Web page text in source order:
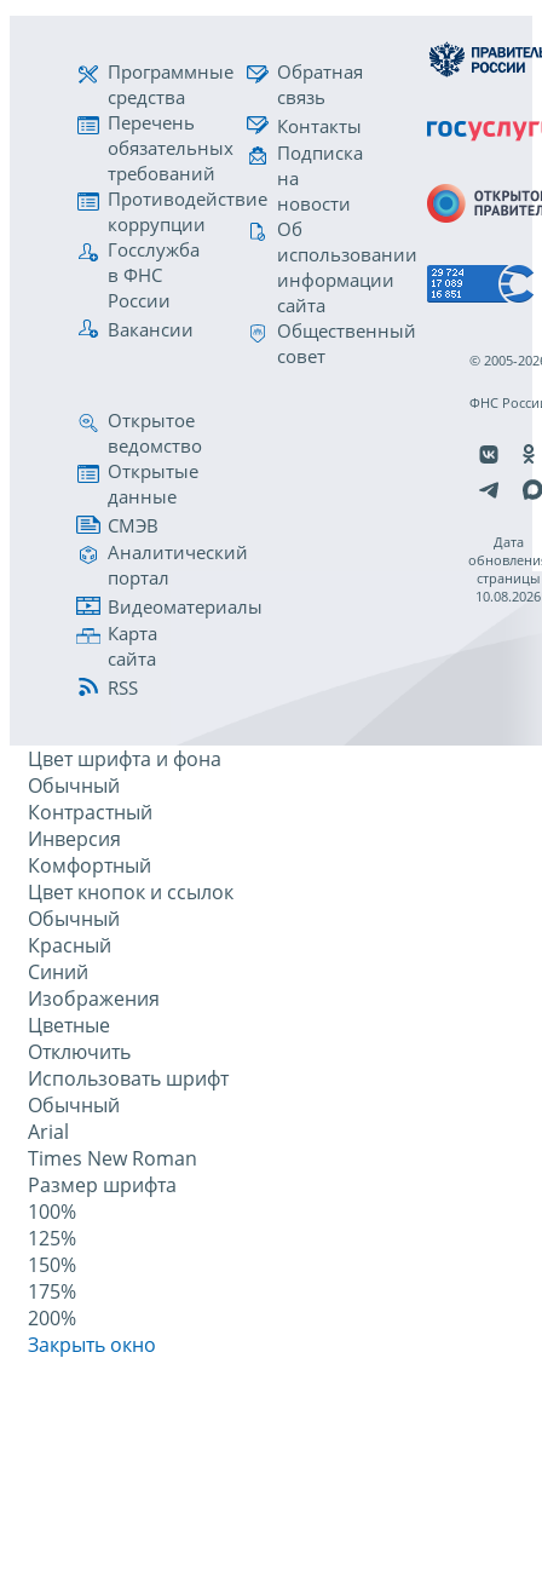
Программные
средства
Перечень
обязательных
требований
Противодействие
коррупции
Госслужба
в ФНС
России
Вакансии
Обратная
связь
Контакты
Подписка
на
новости
Об
использовании
информации
сайта
Общественный
совет
Открытое
ведомство
Открытые
данные
СМЭВ
Аналитический
портал
Видеоматериалы
Карта
сайта
RSS
© 2005-
ФНС
Дата
страницы
10.08.2026
Цвет шрифта и фона
Обычный
Контрастный
Инверсия
Комфортный
Цвет кнопок и ссылок
Обычный
Красный
Синий
Изображения
Цветные
Отключить
Использовать шрифт
Обычный
Arial
Times New Roman
Размер шрифта
100%
125%
150%
175%
200%
Закрыть окно